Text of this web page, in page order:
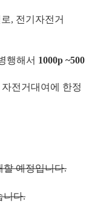
, 전기자전거
행해서 1000p ~500
전거대여에 한정
할 예정입니다.
니다.